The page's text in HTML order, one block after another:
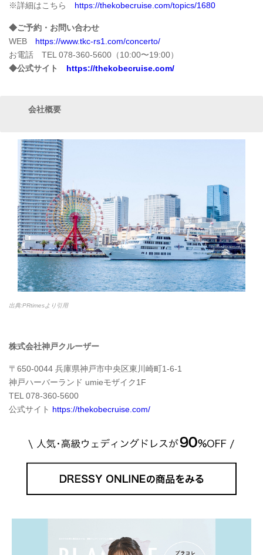
※詳細はこちら https://thekobecruise.com/topics/1680
◆ご予約・お問い合わせ
WEB https://www.tkc-rs1.com/concerto/
お電話 TEL 078-360-5600（10:00〜19:00）
◆公式サイト https://thekobecruise.com/
会社概要
出典:PRtimesより引用
株式会社神戸クルーザー
〒650-0044 兵庫県神戸市中央区東川崎町1-6-1
神戸ハーバーランド umieモザイク1F
TEL 078-360-5600
公式サイト https://thekobecruise.com/